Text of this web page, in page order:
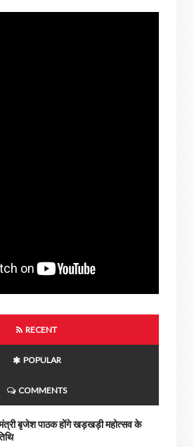
RECENT
POPULAR
COMMENTS
बृजेश पाठक होंगे खड़खड़ी महोत्सव के